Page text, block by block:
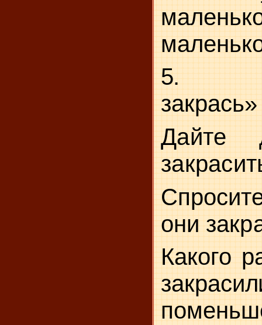
5.
закрась»
Дайте
они
Какого